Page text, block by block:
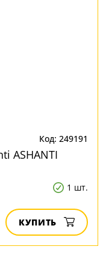
Код: 249191
ASHANTI
1 шт.
КУПИТЬ